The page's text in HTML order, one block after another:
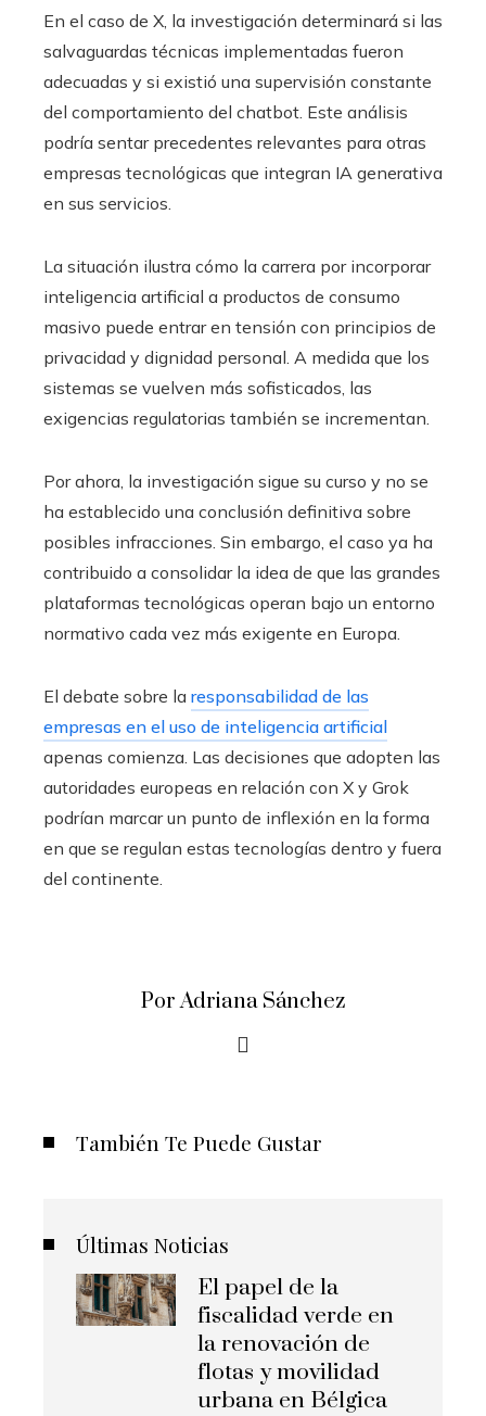
En el caso de X, la investigación determinará si las
salvaguardas técnicas implementadas fueron
adecuadas y si existió una supervisión constante
del comportamiento del chatbot. Este análisis
podría sentar precedentes relevantes para otras
empresas tecnológicas que integran IA generativa
en sus servicios.
La situación ilustra cómo la carrera por incorporar
inteligencia artificial a productos de consumo
masivo puede entrar en tensión con principios de
privacidad y dignidad personal. A medida que los
sistemas se vuelven más sofisticados, las
exigencias regulatorias también se incrementan.
Por ahora, la investigación sigue su curso y no se
ha establecido una conclusión definitiva sobre
posibles infracciones. Sin embargo, el caso ya ha
contribuido a consolidar la idea de que las grandes
plataformas tecnológicas operan bajo un entorno
normativo cada vez más exigente en Europa.
El debate sobre la responsabilidad de las
empresas en el uso de inteligencia artificial
apenas comienza. Las decisiones que adopten las
autoridades europeas en relación con X y Grok
podrían marcar un punto de inflexión en la forma
en que se regulan estas tecnologías dentro y fuera
del continente.
Por Adriana Sánchez
También Te Puede Gustar
Últimas Noticias
El papel de la
fiscalidad verde en
la renovación de
flotas y movilidad
urbana en Bélgica